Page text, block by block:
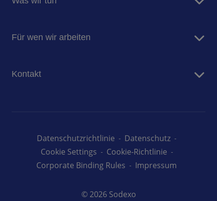
Newsroom
Für die Menschen und für den Planeten
Facility Management Services
Für wen wir arbeiten
Senioren
Kontakt
© 2026 Sodexo
Datenschutzrichtlinie
Datenschutz
Cookie Settings
Cookie-Richtlinie
Corporate Binding Rules
Impressum